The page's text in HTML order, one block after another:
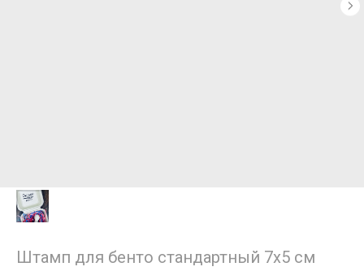
Штамп для бенто стандартный 7х5 см